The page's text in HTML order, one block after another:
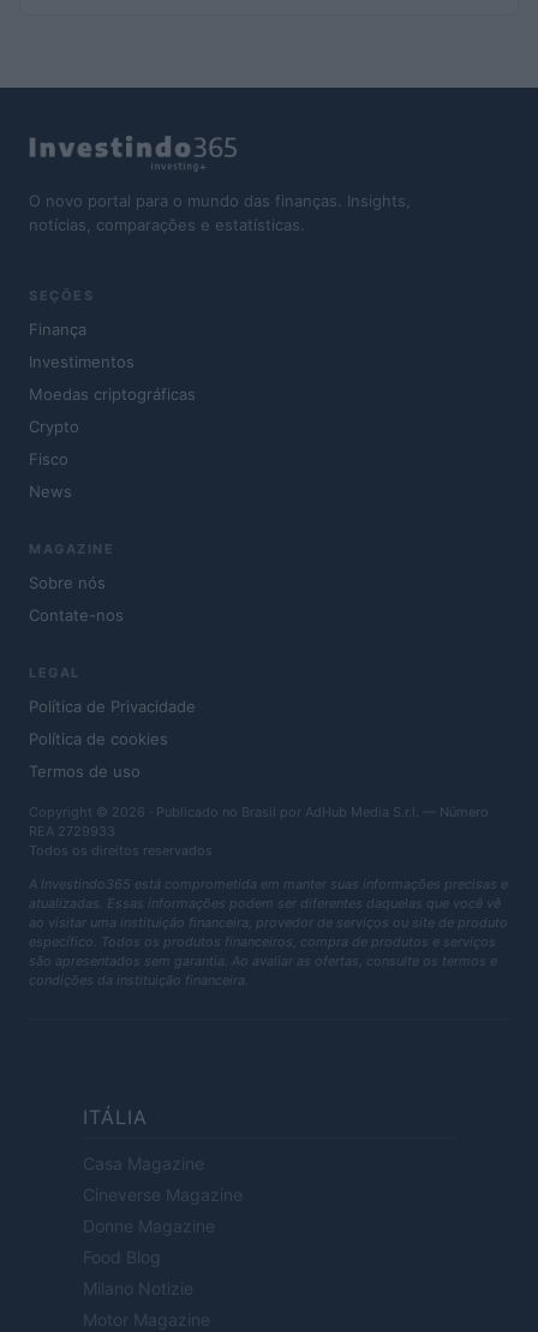
O novo portal para o mundo das finanças. Insights,
notícias, comparações e estatísticas.
SEÇÕES
Finança
Investimentos
Moedas criptográficas
Crypto
Fisco
News
MAGAZINE
Sobre nós
Contate-nos
LEGAL
Política de Privacidade
Política de cookies
Termos de uso
Copyright © 2026 · Publicado no Brasil por AdHub Media S.r.l. — Número
REA 2729933
Todos os direitos reservados
A Investindo365 está comprometida em manter suas informações precisas e
atualizadas. Essas informações podem ser diferentes daquelas que você vê
ao visitar uma instituição financeira, provedor de serviços ou site de produto
específico. Todos os produtos financeiros, compra de produtos e serviços
são apresentados sem garantia. Ao avaliar as ofertas, consulte os termos e
condições da instituição financeira.
ITÁLIA
Casa Magazine
Cineverse Magazine
Donne Magazine
Food Blog
Milano Notizie
Motor Magazine